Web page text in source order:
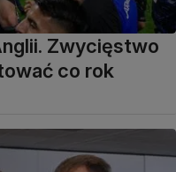
Zwycięstwo
co rok